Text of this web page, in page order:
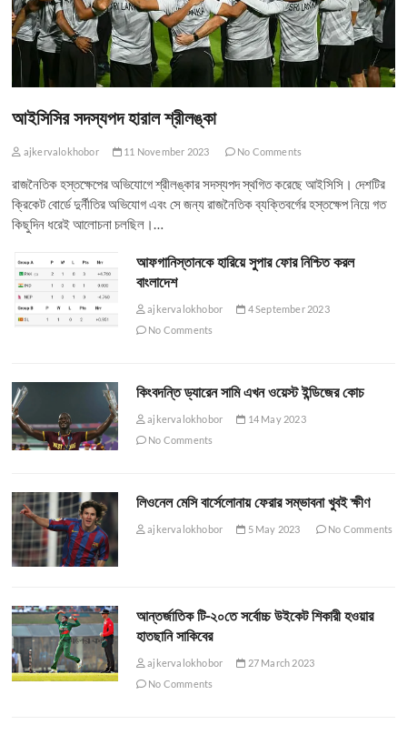
আইসিসির সদস্যপদ হারাল শ্রীলঙ্কা
ajkervalokhobor 11 November 2023 No Comments
রাজনৈতিক হস্তক্ষেপের অভিযোগে শ্রীলঙ্কার সদস্যপদ স্থগিত করেছে আইসিসি। দেশটির
ক্রিকেট বোর্ডে দুর্নীতির অভিযোগ এবং সে জন্য রাজনৈতিক ব্যক্তিবর্গের হস্তক্ষেপ নিয়ে গত
কিছুদিন ধরেই আলোচনা চলছিল।…
আফগানিস্তানকে হারিয়ে সুপার ফোর নিশ্চিত করল
বাংলাদেশ
ajkervalokhobor
4 September 2023
No Comments
কিংবদন্তি ড্যারেন সামি এখন ওয়েস্ট ইন্ডিজের কোচ
ajkervalokhobor
14 May 2023
No Comments
লিওনেল মেসি বার্সেলোনায় ফেরার সম্ভাবনা খুবই ক্ষীণ
ajkervalokhobor 5 May 2023 No Comments
আন্তর্জাতিক টি-২০তে সর্বোচ্চ উইকেট শিকারী হওয়ার
হাতছানি সাকিবের
ajkervalokhobor
27 March 2023
No Comments